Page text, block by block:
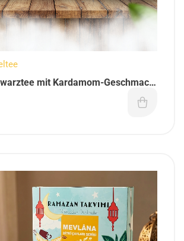
mit Kardamom-Geschmack
Set (6er Pack)